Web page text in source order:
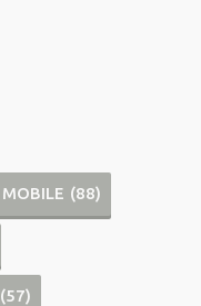
MOBILE (88)
(57)